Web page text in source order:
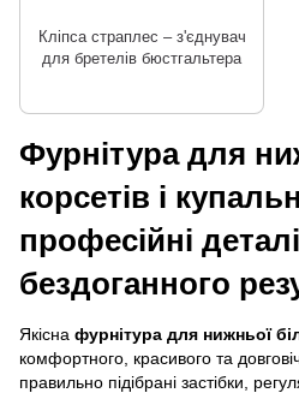
Фурнітура для
корсетів і
професійні
бездоганного
Якісна фурнітура для нижньої
комфортного, красивого та
правильно підібрані застібки,
Кліпса страплес – з'єднувач
для бретелів бюстгальтера